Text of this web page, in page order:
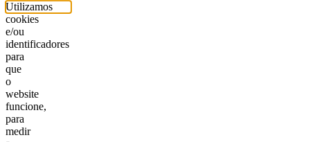
Utilizamos
cookies
e/ou
identificadores
para
que
o
website
funcione,
para
medir